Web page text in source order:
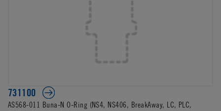
731100
AS568-011 Buna-N O-Ring (NS4, NS406, BreakAway, LC, PLC,